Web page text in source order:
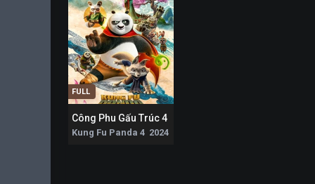
FULL
8.6
Công Phu Gấu Trúc 4
Kung Fu Panda 4 2024